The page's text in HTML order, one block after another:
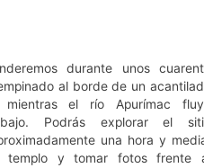
durante unos
al borde de un
el río Apurímac
Podrás explorar el
una hora y
templo y tomar fotos frente